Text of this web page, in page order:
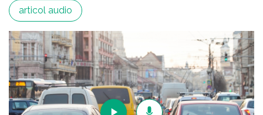
articol audio